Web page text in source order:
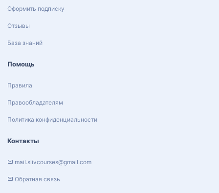
Оформить подписку
Отзывы
База знаний
Помощь
Правила
Правообладателям
Политика конфиденциальности
Контакты
mail.slivcourses@gmail.com
Обратная связь